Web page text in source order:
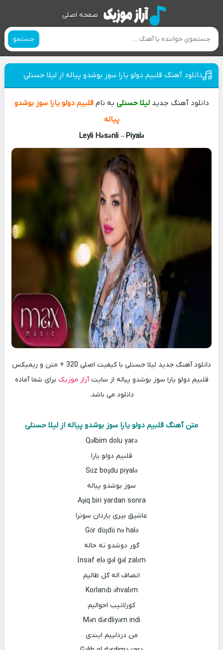
صفحه اصلی
جستجو
دانلود آهنگ قلبیم دولو یارا سوز بوشدو پیاله از لیلا حسنلی
دانلود آهنگ جدیدلیلا حسنلی به نامقلبیم دولو یارا سوز بوشدو
پیاله
Leyli Həsənli –Piyalə
دانلود آهنگ جدید لیلا حسنلی با کیفیت اصلی 320 + متن و ریمیکس
قلبیم دولو یارا سوز بوشدو پیاله از سایتآراز موزیک برای شما آماده
دانلود می باشد.
متن آهنگ قلبیم دولو یارا سوز بوشدو پیاله از لیلا حسنلی
Qəlbim dolu yarə
قلبیم دولو یارا
Süz boşdu piyalə
سوز بوشدو پیاله
Aşiq biri yardan sonra
عاشیق بیری یاردان سونرا
Gör düşdü nə halə
گور دوشدو نه حاله
İnsaf elə gəl gəl zalım
انصاف اله گل ظالیم
Korlanıb əhvalım
کورلانیب احوالیم
Mən dərdliyəm indi
من دردلییم ایندی